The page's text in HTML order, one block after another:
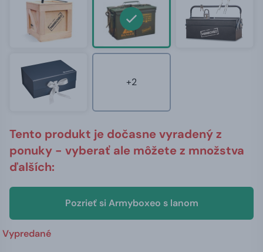
+2
Tento produkt je dočasne vyradený z
ponuky - vyberať ale môžete z množstva
ďalších:
Pozrieť si Armyboxeo s lanom
Vypredané